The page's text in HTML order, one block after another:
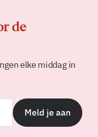
de
elke middag in
Meld je aan